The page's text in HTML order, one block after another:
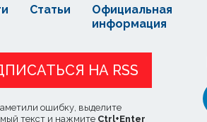
НА RSS
ошибку, выделите
текст и нажмите Ctrl+Enter
Статьи
Официальная
информация